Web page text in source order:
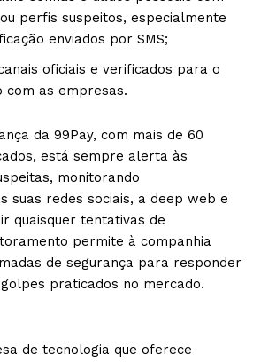
perfis suspeitos, especialmente
enviados por SMS;
oficiais e verificados para o
com as empresas.
da 99Pay, com mais de 60
está sempre alerta às
monitorando
suas redes sociais, a deep web e
quaisquer tentativas de
permite à companhia
de segurança para responder
praticados no mercado.
de tecnologia que oferece